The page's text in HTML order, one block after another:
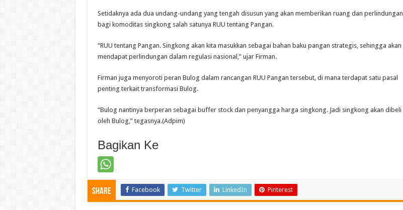
Setidaknya ada dua undang-undang yang tengah disusun yang akan memberikan ruang dan perlindungan
bagi komoditas singkong salah satunya RUU tentang Pangan.
“RUU tentang Pangan. Singkong akan kita masukkan sebagai bahan baku pangan strategis, sehingga akan
mendapat perlindungan dalam regulasi nasional,” ujar Firman.
Firman juga menyoroti peran Bulog dalam rancangan RUU Pangan tersebut, di mana terdapat satu pasal
penting terkait transformasi Bulog.
“Bulog nantinya berperan sebagai buffer stock dan penyangga harga singkong. Jadi singkong akan dibeli
oleh Bulog,” tegasnya.(Adpim)
Bagikan Ke
Share Facebook Twitter LinkedIn Pinterest